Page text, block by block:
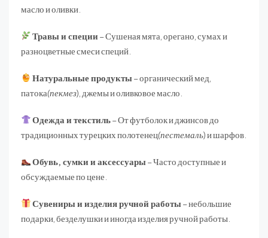
масло и оливки.
Травы и специи – Сушеная мята, орегано, сумах и
разноцветные смеси специй.
Натуральные продукты– органический мед,
патока(пекмез), джемы и оливковое масло.
Одежда и текстиль– От футболок и джинсов до
традиционных турецких полотенец(пестемаль) и шарфов.
Обувь, сумки и аксессуары– Часто доступные и
обсуждаемые по цене.
Сувениры и изделия ручной работы– небольшие
подарки, безделушки и иногда изделия ручной работы.